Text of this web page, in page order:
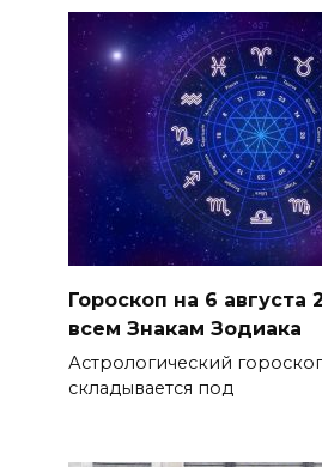
Гороскоп на 6 августа
всем Знакам Зодиака
Астрологический
складывается под